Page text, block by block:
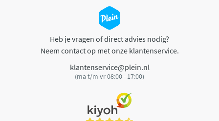
Heb je vragen of direct advies nodig?
Neem contact op met onze klantenservice.
klantenservice@plein.nl
(ma t/m vr 08:00 - 17:00)